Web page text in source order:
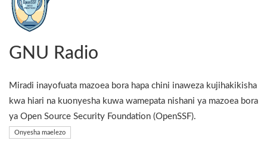
GNU Radio
Miradi inayofuata mazoea bora hapa chini inaweza kujihakikisha
kwa hiari na kuonyesha kuwa wamepata nishani ya mazoea bora
ya Open Source Security Foundation (OpenSSF).
Onyesha maelezo